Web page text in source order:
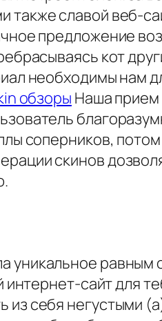
славой веб-
предложение
кот
необходимы нам
обзоры Наша прием
соперников,
скинов
уникальное
сайт для
себя негустыми